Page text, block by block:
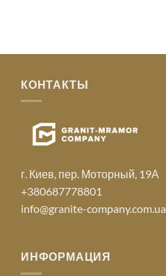
КОНТАКТЫ
г. Киев, пер. Моторный, 19А
+380687778801
info@granite-company.com.ua
ИНФОРМАЦИЯ